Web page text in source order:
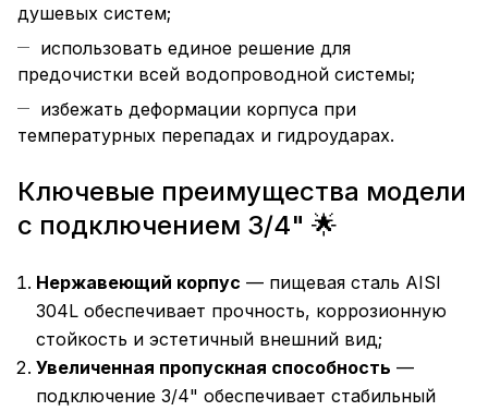
душевых систем;
использовать единое решение для
предочистки всей водопроводной системы;
избежать деформации корпуса при
температурных перепадах и гидроударах.
Ключевые преимущества модели
с подключением 3/4" 🌟
Нержавеющий корпус — пищевая сталь AISI
304L обеспечивает прочность, коррозионную
стойкость и эстетичный внешний вид;
Увеличенная пропускная способность —
подключение 3/4" обеспечивает стабильный